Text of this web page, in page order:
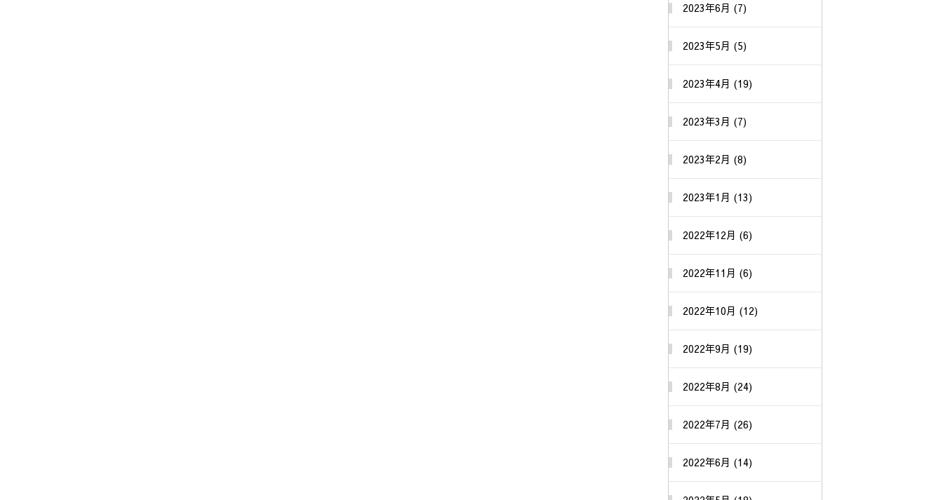
2023年6月 (7)
2023年5月 (5)
2023年4月 (19)
2023年3月 (7)
2023年2月 (8)
2023年1月 (13)
2022年12月 (6)
2022年11月 (6)
2022年10月 (12)
2022年9月 (19)
2022年8月 (24)
2022年7月 (26)
2022年6月 (14)